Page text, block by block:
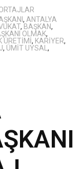
, ANTALYA
, BAŞKAN,
OLMAK,
ÜRETIMI, KARIYER,
, ÜMIT UYSAL ,